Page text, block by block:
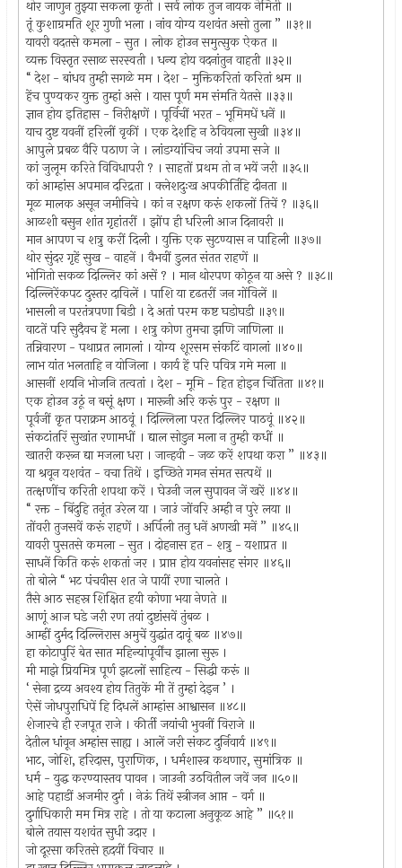
थोर जाणुन तुझ्या सकला कृती । सर्व लोक तुज नायक नेमिती ॥
तूं कुशाग्रमति शूर गुणी भला । नांव योग्य यशवंत असो तुला ” ॥३१॥
यावरी वदतसे कमला - सुत । लोक होउन समुत्सुक ऐकत ॥
व्यक्त विस्तृत रसाळ सरस्वती । धन्य होय वदनांतुन वाहती ॥३२॥
“ देश - बांधव तुम्ही सगळे मम । देश - मुक्तिकरितां करितां श्रम ॥
हेंच पुण्यकर युक्त तुम्हां असे । यास पूर्ण मम संमति येतसे ॥३३॥
ज्ञान होय इतिहास - निरीक्षणें । पूर्विचीं भरत - भूमिमधें धनें ॥
याच दुष्ट यवनीं हरिलीं वृकीं । एक देशहि न ठेवियला सुखी ॥३४॥
आपुले प्रबळ वैरि पठाण जे । लांडग्यांचिच जयां उपमा सजे ॥
कां जुलूम करिते विविधापरी ? । साहतों प्रथम तो न भयें जरी ॥३५॥
कां आम्हांस अपमान दरिद्रता । क्लेशदुःख अपकीर्तिहि दीनता ॥
मूळ मालक असून जमीनिचे । कां न रक्षण करूं शकलों तिचें ? ॥३६॥
आळशी बसुन शांत गृहांतरीं । झोंप ही धरिली आज दिनावरी ॥
मान आपण च शत्रु करीं दिली । युक्ति एक सुटण्यास न पाहिली ॥३७॥
थोर सुंदर गृहें सुख - वाहनें । वैभवीं डुलत संतत राहणें ॥
भोगितो सकळ दिल्लिर कां असें ? । मान थोरपण कोठून या असे ? ॥३८॥
दिल्लिरेंकपट दुस्तर दाविलें । पाशि या दृढतरीं जन गोंविलें ॥
भासली न परतंत्रपणा बिडी । दे अतां परम कष्ट घडोघडी ॥३९॥
वाटतें परि सुदैवच हें मला । शत्रु कोण तुमचा झणि जाणिला ॥
तन्निवारण - पथाप्रत लागलां । योग्य शूरसम संकटिं वागलां ॥४०॥
लाभ यांत भलताहि न योजिला । कार्य हें परि पवित्र गमे मला ॥
आसनीं शयनि भोजनि तत्वतां । देश - मूमि - हित होइन चिंतिता ॥४१॥
एक होउन उठूं न बसूं क्षण । मारूनी अरि करूं पुर - रक्षण ॥
पूर्वजीं कृत पराक्रम आठवूं । दिल्लिला परत दिल्लिर पाठवूं ॥४२॥
संकटांतरिं सुखांत रणामधीं । द्याल सोडुन मला न तुम्ही कधीं ॥
खातरी करून द्या मजला धरा । जान्हवी - जळ करें शपथा करा ” ॥४३॥
या श्रवून यशवंत - वचा तिथें । इच्छिते गमन संमत सत्पथें ॥
तत्क्षणींच करिती शपथा करें । घेउनी जल सुपावन जें खरें ॥४४॥
“ रक्त - बिंदुहि तनूंत उरेल या । जाउं जोंवरि अम्ही न पुरे लया ॥
तोंवरी तुजसवें करूं राहणें । अर्पिली तनु धनें अणखी मनें ” ॥४५॥
यावरी पुसतसे कमला - सुत । दोहनास हत - शत्रु - यशाप्रत ॥
साधनें किति करूं शकतां जर । प्राप्त होय यवनांसह संगर ॥४६॥
तो बोले “ भट पंचवीस शत जे पायीं रणा चालते ।
तैसे आठ सहस्र शिक्षित हयी कोणा भया नेणते ॥
आणूं आज घडे जरी रण तयां दुष्टांसवें तुंबळ ।
आम्हीं दुर्मद दिल्लिरास अमुचें युद्धांत दावूं बळ ॥४७॥
हा कोटापुरिं बेत सात महिन्यांपूर्वींच झाला सुरू ।
मी माझे प्रियमित्र पूर्ण झटलों साहित्य - सिद्धी करूं ॥
‘ सेना द्रव्य अवश्य होय तितुकें मी तें तुम्हां देइन ’ ।
ऐसें जोधपुराधिपें हि दिधलें आम्हांस आश्वासन ॥४८॥
शेजारचे ही रजपूत राजे । कीर्ती जयांची भुवनीं विराजे ॥
देतील धांवून अम्हांस साह्य । आलें जरी संकट दुर्निवार्य ॥४९॥
भाट, जोशि, हरिदास, पुराणिक, । धर्मशास्त्र कथणार, सुमांत्रिक ॥
धर्म - युद्ध करण्यास्तव पावन । जाउनी उठवितील जवें जन ॥५०॥
आहे पहाडीं अजमीर दुर्ग । नेऊं तिथें स्त्रीजन आप्त - वर्ग ॥
दुर्गाधिकारी मम मित्र राहे । तो या कटाला अनुकूळ आहे ” ॥५१॥
बोले तयास यशवंत सुधी उदार ।
जो दूरसा करितसे हृदयीं विचार ॥